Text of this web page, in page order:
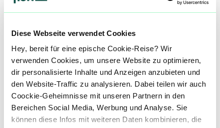
Diese Webseite verwendet Cookies
Hey, bereit für eine epische Cookie-Reise? Wir
verwenden Cookies, um unsere Website zu optimieren,
dir personalisierte Inhalte und Anzeigen anzubieten und
den Website-Traffic zu analysieren. Dabei teilen wir auch
Coockie-Geheimnisse mit unseren Partnern in den
Bereichen Social Media, Werbung und Analyse. Sie
können diese Infos mit weiteren Daten kombinieren, die
alle einblenden
Medizinische Wirkung bei*
Die Informationen auf dieser Seite beruhen auf
Angaben und Erfahrungen unserer Nutzer und
sind kein Ersatz für professionelle medizinische
Beratung. Hole dir den Rat eines Arztes ein,
bevor Du Cannabis zur Behandlung einer